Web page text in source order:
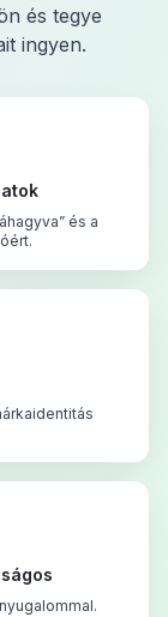
és tegye
ingyen.
és a